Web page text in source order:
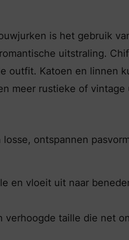
is het gebruik
uitstraling.
outfit. Katoen en linnen
meer rustieke of
ontspannen
en vloeit uit naar
verhoogde taille die net